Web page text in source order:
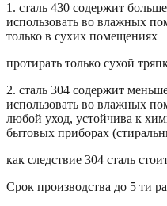
1. сталь 430 содержит
использовать во влажных
только в сухих помещениях
протирать только сухой
2. сталь 304 содержит
использовать во влажных
любой уход, устойчива к
бытовых приборах
как следствие 304 сталь
Срок производства до 5 ти